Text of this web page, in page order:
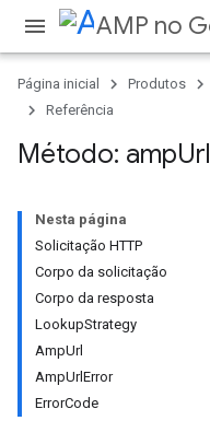
AMP no
Página inicial Produtos
Referência
Método: amp
Nesta página
Solicitação HTTP
Corpo da solicitação
Corpo da resposta
LookupStrategy
AmpUrl
AmpUrlError
ErrorCode